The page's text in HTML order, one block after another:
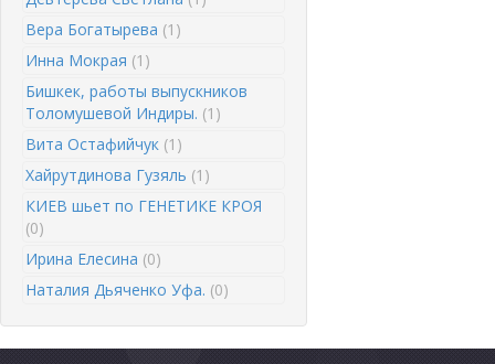
Вера Богатырева (1)
Инна Мокрая (1)
Бишкек, работы выпускников
Толомушевой Индиры. (1)
Вита Остафийчук (1)
Хайрутдинова Гузяль (1)
КИЕВ шьет по ГЕНЕТИКЕ КРОЯ
(0)
Ирина Елесина (0)
Наталия Дьяченко Уфа. (0)